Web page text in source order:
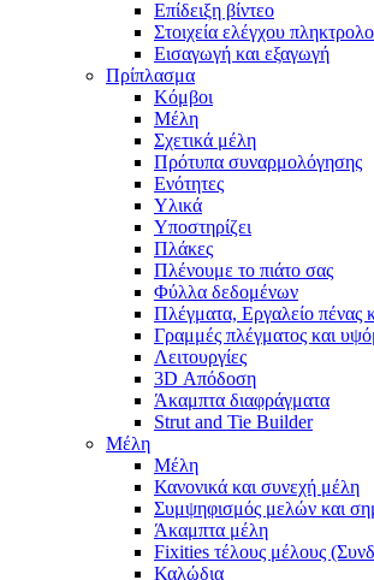
Επίδειξη βίντεο
Στοιχεία ελέγχου
Εισαγωγή και εξαγωγή
Πρίπλασμα
Κόμβοι
Μέλη
Σχετικά μέλη
Πρότυπα συναρμολόγησης
Ενότητες
Υλικά
Υποστηρίζει
Πλάκες
Πλένουμε το πιάτο σας
Φύλλα δεδομένων
Πλέγματα, Εργαλείο πένας
Γραμμές πλέγματος και
Λειτουργίες
3D Απόδοση
Άκαμπτα διαφράγματα
Strut and Tie Builder
Μέλη
Μέλη
Κανονικά και συνεχή μέλη
Συμψηφισμός μελών και
Άκαμπτα μέλη
Fixities τέλους μέλους
Καλώδια